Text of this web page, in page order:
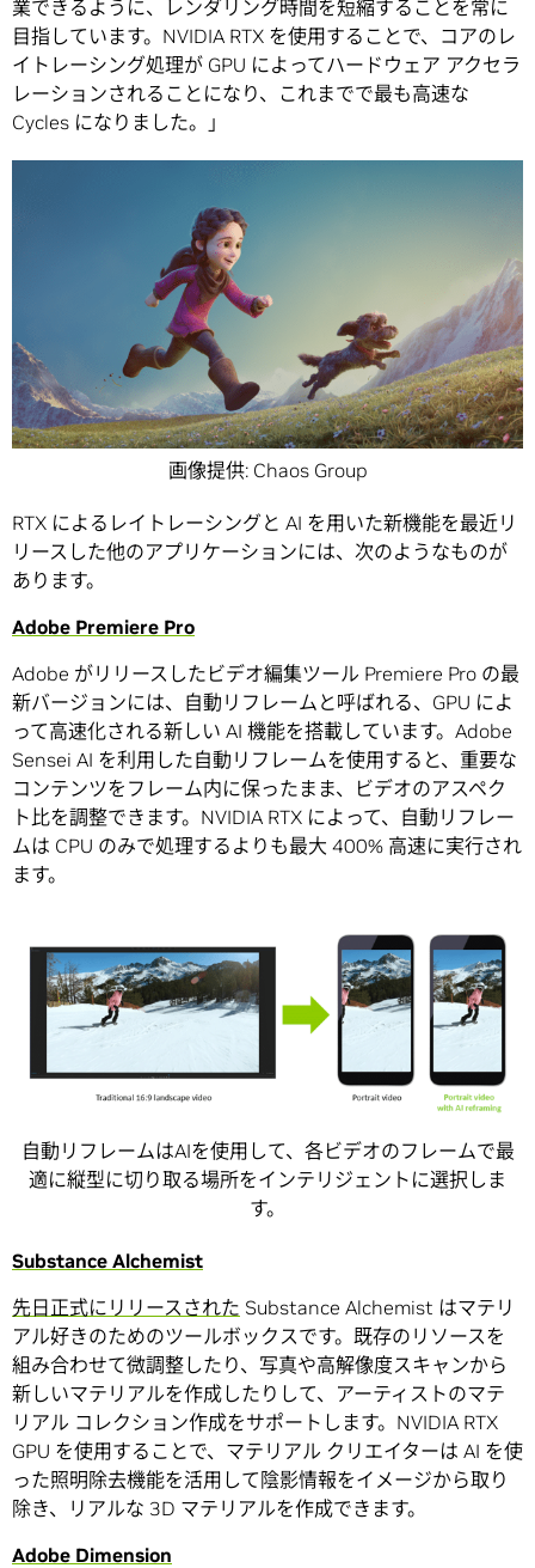
業できるように、レンダリング時間を短縮することを常に
目指しています。NVIDIA RTX を使用することで、コアのレ
イトレーシング処理が GPU によってハードウェア アクセラ
レーションされることになり、これまでで最も高速な
Cycles になりました。」
画像提供: Chaos Group
RTX によるレイトレーシングと AI を用いた新機能を最近リ
リースした他のアプリケーションには、次のようなものが
あります。
Adobe Premiere Pro
Adobe がリリースしたビデオ編集ツール Premiere Pro の最
新バージョンには、自動リフレームと呼ばれる、GPU によ
って高速化される新しい AI 機能を搭載しています。Adobe
Sensei AI を利用した自動リフレームを使用すると、重要な
コンテンツをフレーム内に保ったまま、ビデオのアスペク
ト比を調整できます。NVIDIA RTX によって、自動リフレー
ムは CPU のみで処理するよりも最大 400% 高速に実行され
ます。
自動リフレームはAIを使用して、各ビデオのフレームで最
適に縦型に切り取る場所をインテリジェントに選択しま
す。
Substance Alchemist
先日正式にリリースされた Substance Alchemist はマテリ
アル好きのためのツールボックスです。既存のリソースを
組み合わせて微調整したり、写真や高解像度スキャンから
新しいマテリアルを作成したりして、アーティストのマテ
リアル コレクション作成をサポートします。NVIDIA RTX
GPU を使用することで、マテリアル クリエイターは AI を使
った照明除去機能を活用して陰影情報をイメージから取り
除き、リアルな 3D マテリアルを作成できます。
Adobe Dimension